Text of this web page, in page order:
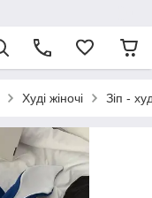
Худі жіночі Зіп -